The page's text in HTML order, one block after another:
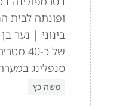
ופונתה לבית
של כ-
סנפלינג
משה כץ